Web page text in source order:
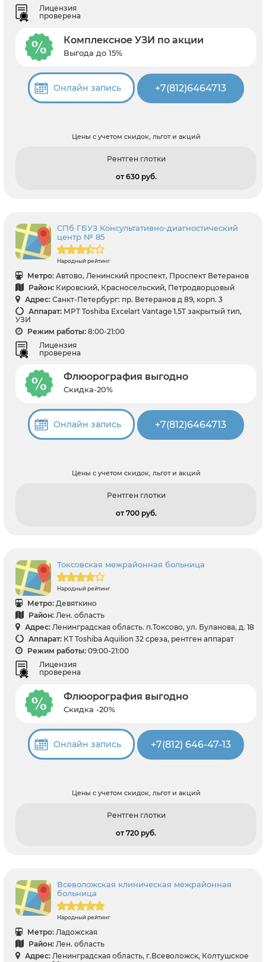
Лицензия
проверена
Комплексное УЗИ по акции
Выгода до 15%
Онлайн запись +7(812)6464713
Цены с учетом скидок, льгот и акций
Рентген глотки
от 630 pуб.
СПб ГБУЗ Консультативно-диагностический
центр № 85
Народный рейтинг
Метро: Автово, Ленинский проспект, Проспект Ветеранов
Район: Кировский, Красносельский, Петродворцовый
Адрес: Санкт-Петербург: пр. Ветеранов д 89, корп. 3
Аппарат: МРТ Toshiba Excelart Vantage 1.5T закрытый тип,
УЗИ
Режим работы: 8:00-21:00
Лицензия
проверена
Флюорография выгодно
Скидка-20%
Онлайн запись +7(812)6464713
Цены с учетом скидок, льгот и акций
Рентген глотки
от 700 pуб.
Токсовская межрайонная больница
Народный рейтинг
Метро: Девяткино
Район: Лен. область
Адрес: Ленинградская область. п.Токсово, ул. Буланова, д. 18
Аппарат: КТ Toshiba Aquilion 32 среза, рентген аппарат
Режим работы: 09:00-21:00
Лицензия
проверена
Флюорография выгодно
Скидка -20%
Онлайн запись +7(812) 646-47-13
Цены с учетом скидок, льгот и акций
Рентген глотки
от 720 pуб.
Всеволожская клиническая межрайонная
больница
Народный рейтинг
Метро: Ладожская
Район: Лен. область
Адрес: Ленинградская область, г.Всеволожск, Колтушское